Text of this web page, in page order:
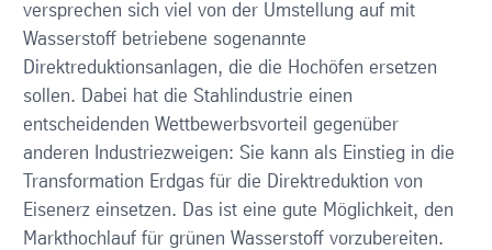
versprechen sich viel von der Umstellung auf mit
Wasserstoff betriebene sogenannte
Direktreduktionsanlagen, die die Hochöfen ersetzen
sollen. Dabei hat die Stahlindustrie einen
entscheidenden Wettbewerbsvorteil gegenüber
anderen Industriezweigen: Sie kann als Einstieg in die
Transformation Erdgas für die Direktreduktion von
Eisenerz einsetzen. Das ist eine gute Möglichkeit, den
Markthochlauf für grünen Wasserstoff vorzubereiten.